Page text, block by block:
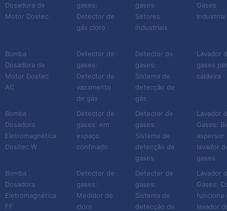
alguns gases podem causar
alergias e outros problemas
questão ambiental, já que
os gases são poluentes.
Por fim, não podemos
deixar de citar a questão de
existem inúmeras regras,
normas e leis que regem
essa questão. E os
lavadores de gases
industriais contribuem para
que a sua empresa esteja
em dia com essas
Dosadora de
Motor Dostec
Bomba
Dosadora de
Motor Dostec
AC
Bomba
Dosadora
Eletromagnética
Dositec W
Bomba
Dosadora
Eletromagnética
FF
gases:
Detector de
gás cloro
Detector de
gases:
Detector de
vazamento
de gás
Detector de
gases: em
espaço
confinado
Detector de
gases:
Medidor de
cloro
gases:
Setores
industriais
Detector de
gases:
Sistema de
detecção de
gás
Detector de
gases:
Sistema de
detecção de
gases
Detector de
gases:
Sistema de
detecção de
Gases
Industrial
Lavador
gases
caldeira
Lavador
Gases:
aspersor
lavador
gases
Lavador
Gases:
funciona
lavador